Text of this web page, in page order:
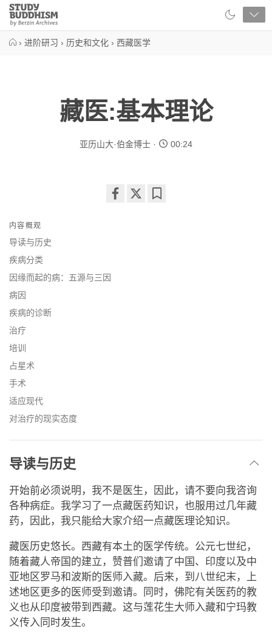
Close
Study
Buddhism
› 进阶研习 › 历史和文化 › 西藏医学
藏医:基本理论
亚历山大·伯金博士 00:24
内容概观
导读与历史
疾病分类
因缘而起的病：五源与三因
病因
疾病的诊断
治疗
培训
占星术
手术
适应现代
对治疗的现实态度
导读与历史
开始前必须说明，我不是医生，因此，请不要向我咨询
各种病症。我学习了一点藏医药知识，也服用过几年藏
药，因此，我只能给大家介绍一点藏医理论知识。
藏医历史悠长。西藏有本土的医学传统。公元七世纪，
随着藏人帝国的建立，赞普们邀请了中国、印度以及中
亚地区罗马和波斯的医师入藏。后来，到八世纪末，上
述地区更多的医师受到邀请。同时，佛陀有关医药的教
义也从印度被带到西藏。这与莲花生大师入藏和宁玛教
义传入同时发生。